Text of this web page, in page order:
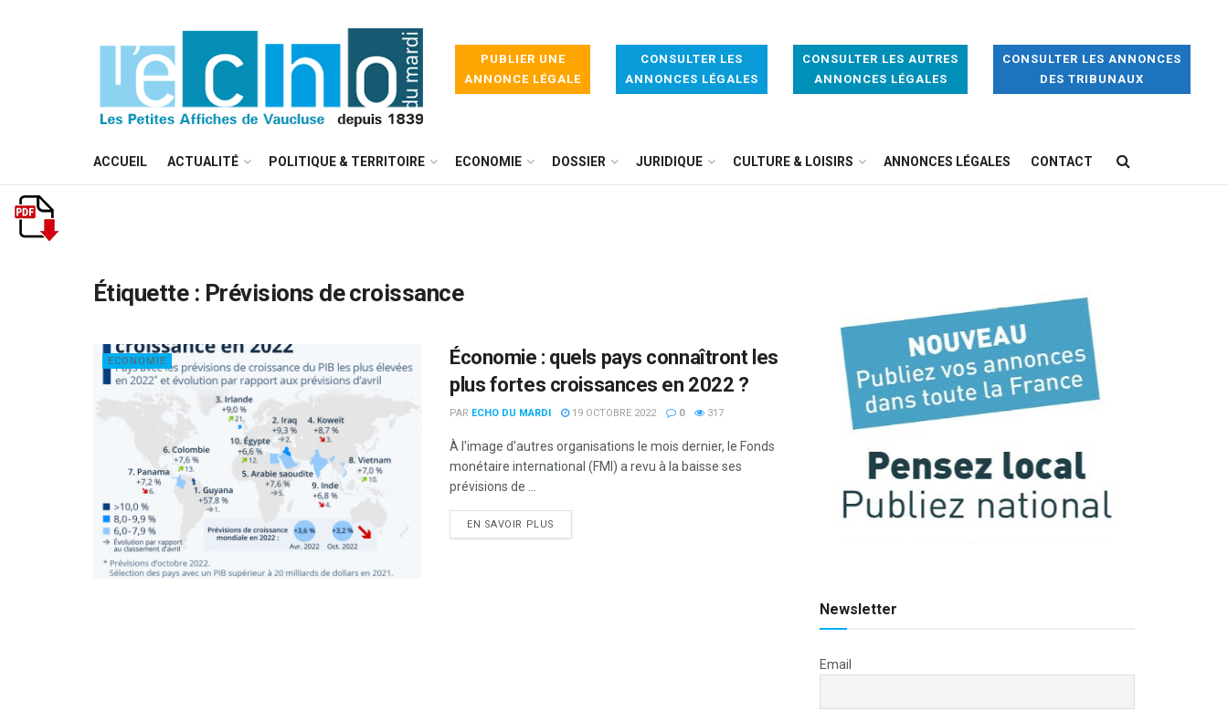
PUBLIER UNE
ANNONCE LÉGALE
CONSULTER LES
ANNONCES LÉGALES
CONSULTER LES AUTRES
ANNONCES LÉGALES
CONSULTER LES ANNONCES
DES TRIBUNAUX
ACCUEIL ACTUALITÉ POLITIQUE & TERRITOIRE ECONOMIE DOSSIER JURIDIQUE CULTURE & LOISIRS ANNONCES LÉGALES CONTACT
Étiquette : Prévisions de croissance
ECONOMIE
Économie : quels pays connaîtront les
plus fortes croissances en 2022 ?
PAR ECHO DU MARDI 19 OCTOBRE 2022 0 317
À l'image d'autres organisations le mois dernier, le Fonds
monétaire international (FMI) a revu à la baisse ses
prévisions de ...
EN SAVOIR PLUS
Newsletter
Email